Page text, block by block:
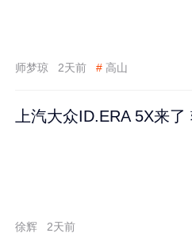
师梦琼 2天前 # 高山
上汽大众ID.ERA 5X来
徐辉 2天前